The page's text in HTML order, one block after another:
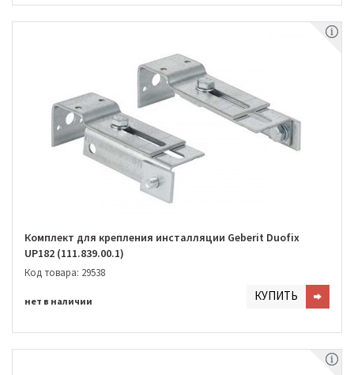
Комплект для крепления инсталляции Geberit Duofix
UP182 (111.839.00.1)
Код товара: 29538
нет в наличии КУПИТЬ